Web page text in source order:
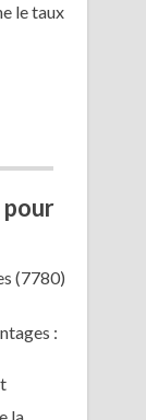
le taux
pour
(7780)
: